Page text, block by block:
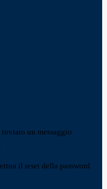
inviato un messaggio
il reset della password